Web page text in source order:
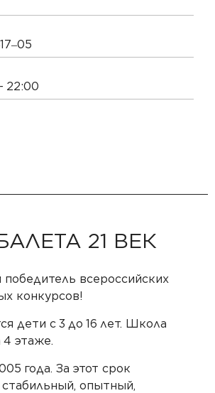
- 22:00
21 ВЕК
всеросcийских
конкурсов!
дети с 3 до 16 лет. Школа
4 этаже.
года. За этот срок
опытный,